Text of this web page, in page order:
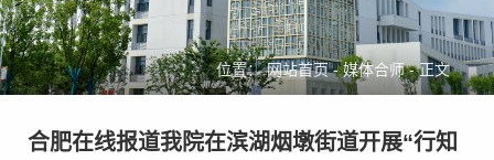
位置：网站首页-媒体合师-正文
合肥在线报道我院在滨湖烟墩街道开展“行知